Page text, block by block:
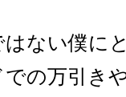
ない僕に
の万引き